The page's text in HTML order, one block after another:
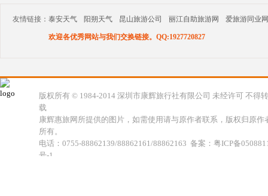
友情链接： 泰安天气 阳朔天气 昆山旅游公司 丽江自助旅游网 爱旅游同业网
欢迎各优秀网站与我们交换链接。QQ:1927720827
版权所有 © 1984-2014 深圳市康辉旅行社有限公司 未经许可 不得转
载
康辉惠旅网所提供的图片，如需使用请与原作者联系，版权归原作
所有。
电话：0755-88862139/88862161/88862163 备案：粤ICP备
号-1